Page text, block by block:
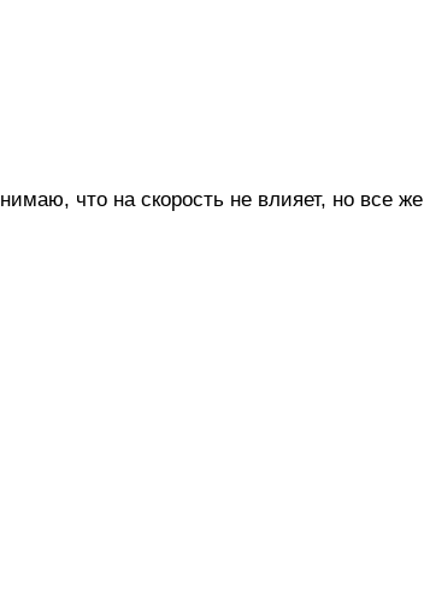
что на скорость не влияет, но все же